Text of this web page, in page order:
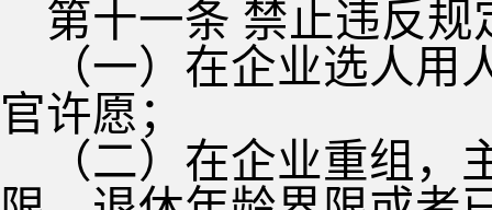
第十一条 禁止违反
（一）在企业选人
官许愿；
（二）在企业重组